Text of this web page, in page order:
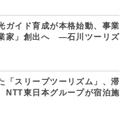
ガイド育成が本格始動、事業
家」創出へ ―石川ツーリズ
「スリープツーリズム」、滞
NTT東日本グループが宿泊施